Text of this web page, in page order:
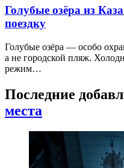
Голубые озёра из
поездку
Голубые озёра — особо
а не городской пляж.
режим…
Последние
места